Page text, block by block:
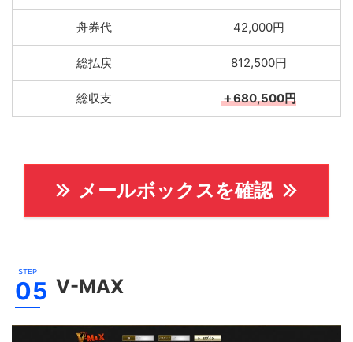
舟券代 42,000円
総払戻 812,500円
総収支 ＋680,500円
メールボックスを確認
V-MAX